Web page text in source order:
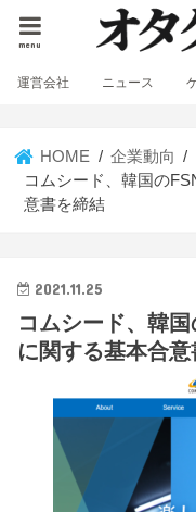
menu
運営会社 ニュース
HOME
企業動向
コムシード、韓国の
意書を締結
2021.11.25
コムシード、韓
に関する基本合